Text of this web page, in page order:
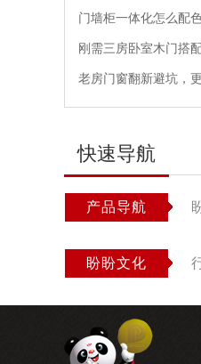
门墙柜一体化怎么配
刚需三房卧室木门搭
老房门窗翻新避坑，
快速导航
产品导航
盼盼文化